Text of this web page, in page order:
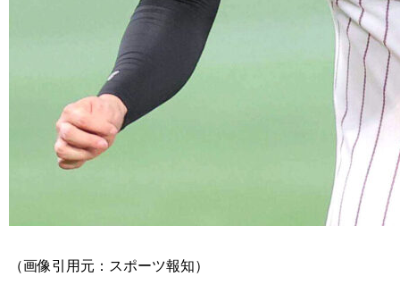
（画像引用元：スポーツ報知）